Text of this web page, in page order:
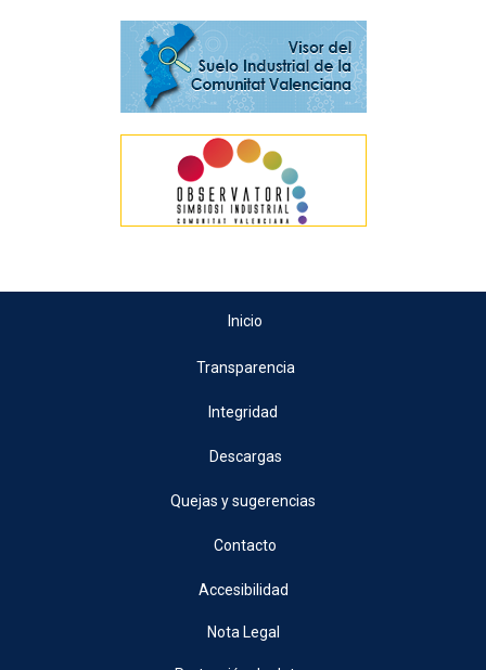
Inicio
Transparencia
Integridad
Descargas
Quejas y sugerencias
Contacto
Accesibilidad
Nota Legal